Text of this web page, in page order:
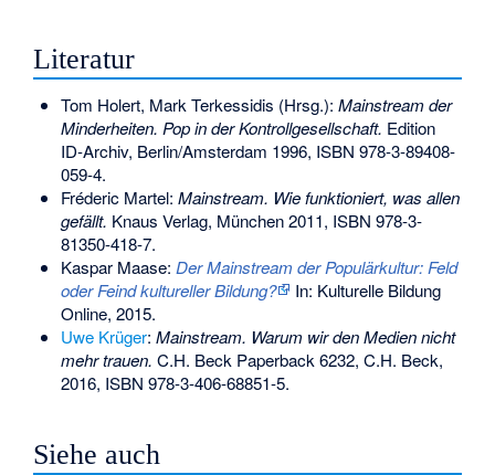
Literatur
Tom Holert, Mark Terkessidis (Hrsg.): Mainstream der
Minderheiten. Pop in der Kontrollgesellschaft. Edition
ID-Archiv, Berlin/Amsterdam 1996, ISBN 978-3-89408-
059-4.
Fréderic Martel: Mainstream. Wie funktioniert, was allen
gefällt. Knaus Verlag, München 2011, ISBN 978-3-
81350-418-7.
Kaspar Maase: Der Mainstream der Populärkultur: Feld
oder Feind kultureller Bildung?
In: Kulturelle Bildung
Online, 2015.
Uwe Krüger: Mainstream. Warum wir den Medien nicht
mehr trauen. C.H. Beck Paperback 6232, C.H. Beck,
2016, ISBN 978-3-406-68851-5.
Siehe auch